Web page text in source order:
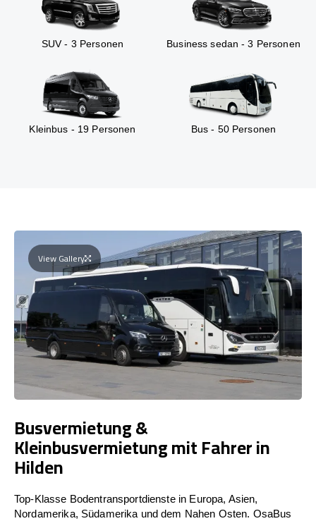
SUV - 3 Personen Business sedan - 3 Personen
Kleinbus - 19 Personen Bus - 50 Personen
View Gallery
Busvermietung &
Kleinbusvermietung mit Fahrer in
Hilden
Top-Klasse Bodentransportdienste in Europa, Asien,
Nordamerika, Südamerika und dem Nahen Osten. OsaBus